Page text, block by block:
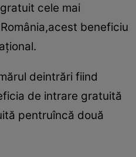
cele mai
beneficiu
deintrări fiind
de intrare gratuită
pentruîncă două